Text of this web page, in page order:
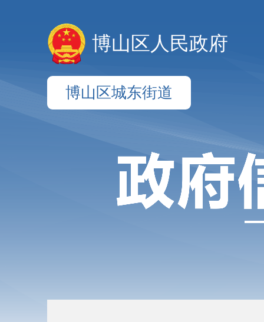
博山区人民政府
博山区城东街道